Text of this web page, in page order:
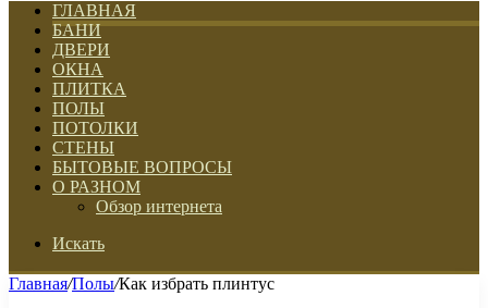
ГЛАВНАЯ
БАНИ
ДВЕРИ
ОКНА
ПЛИТКА
ПОЛЫ
ПОТОЛКИ
СТЕНЫ
БЫТОВЫЕ ВОПРОСЫ
О РАЗНОМ
Обзор интернета
Искать
Главная/Полы/Как избрать плинтус